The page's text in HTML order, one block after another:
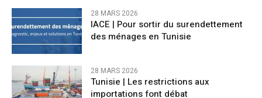
28 MARS 2026
IACE | Pour sortir du surendettement
des ménages en Tunisie
28 MARS 2026
Tunisie | Les restrictions aux
importations font débat